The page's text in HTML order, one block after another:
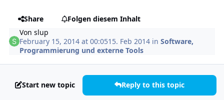
Share
Folgen diesem Inhalt
Vonslup
February 15, 2014 at 00:0515. Feb 2014 inSoftware,
Programmierung und externe Tools
Start new topic Reply to this topic